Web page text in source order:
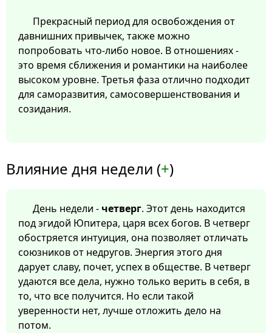
Прекрасный период для освобождения от
давнишних привычек, также можно
попробовать что-либо новое. В отношениях -
это время сближения и романтики на наиболее
высоком уровне. Третья фаза отлично подходит
для саморазвития, самосовершенствования и
созидания.
Влияние дня недели (+)
День недели - четверг. Этот день находится
под эгидой Юпитера, царя всех богов. В четверг
обостряется интуиция, она позволяет отличать
союзников от недругов. Энергия этого дня
дарует славу, почет, успех в обществе. В четверг
удаются все дела, нужно только верить в себя, в
то, что все получится. Но если такой
уверенности нет, лучше отложить дело на
потом.